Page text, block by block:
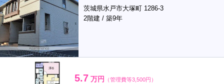
茨城県水戸市大塚町 1286-3
2階建 / 築9年
5.7 万円 （管理費等3,500円）